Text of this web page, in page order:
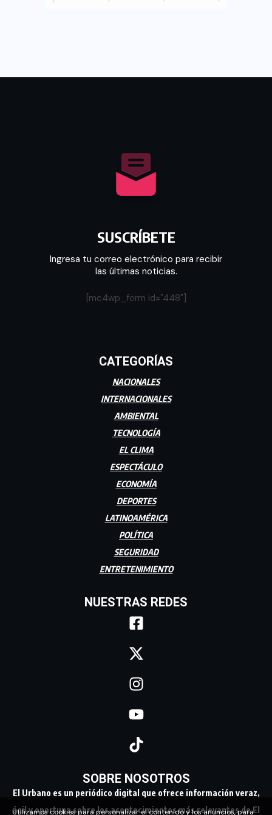
SUSCRÍBETE
Ingresa tu correo electrónico para recibir
las últimas noticias.
[mc4wp_form id="448"]
CATEGORÍAS
NACIONALES
INTERNACIONALES
AMBIENTAL
TECNOLOGÍA
EL CLIMA
ESPECTÁCULO
ECONOMÍA
DEPORTES
LATINOAMÉRICA
POLÍTICA
SEGURIDAD
ENTRETENIMIENTO
NUESTRAS REDES
SOBRE NOSOTROS
El Urbano es un periódico digital que ofrece información veraz,
ágil y oportuna sobre los acontecimientos más relevantes de El
Utilizamos cookies para personalizar el contenido y los anuncios, para